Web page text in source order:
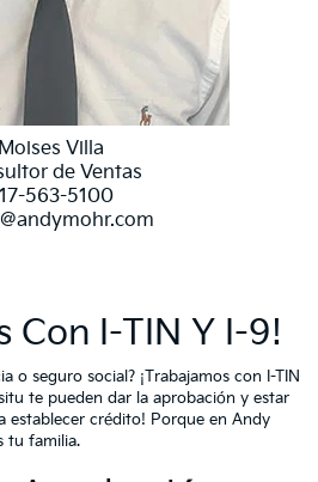
Moises Villa
de Ventas
563-5100
Con I-TIN Y I-9!
o seguro social? ¡Trabajamos con I-TIN
te pueden dar la aprobación y estar
establecer crédito! Porque en Andy
tu familia.